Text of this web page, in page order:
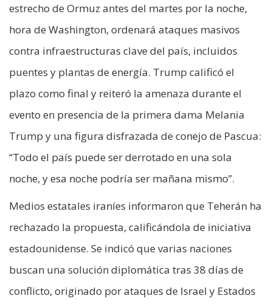
estrecho de Ormuz antes del martes por la noche,
hora de Washington, ordenará ataques masivos
contra infraestructuras clave del país, incluidos
puentes y plantas de energía. Trump calificó el
plazo como final y reiteró la amenaza durante el
evento en presencia de la primera dama Melania
Trump y una figura disfrazada de conejo de Pascua:
“Todo el país puede ser derrotado en una sola
noche, y esa noche podría ser mañana mismo”.
Medios estatales iraníes informaron que Teherán ha
rechazado la propuesta, calificándola de iniciativa
estadounidense. Se indicó que varias naciones
buscan una solución diplomática tras 38 días de
conflicto, originado por ataques de Israel y Estados